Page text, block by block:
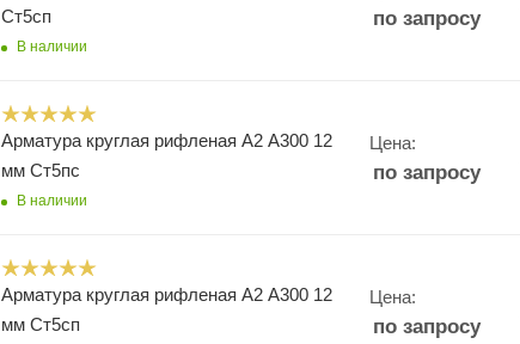
Ст5сп
В наличии
по запросу
Арматура круглая рифленая А2 А300 12
мм Ст5пс
В наличии
Цена:
по запросу
Арматура круглая рифленая А2 А300 12
мм Ст5сп
Цена:
по запросу